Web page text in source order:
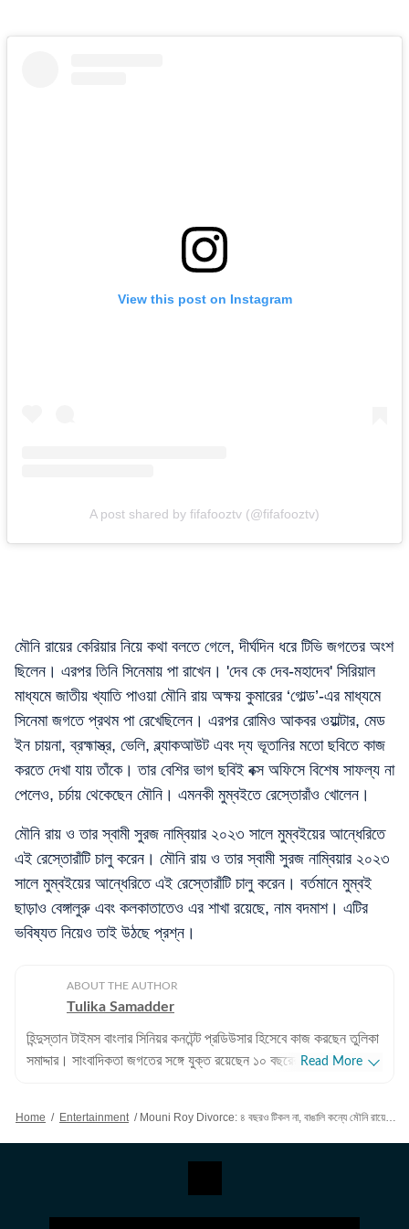
View this post on Instagram
A post shared by fifafooztv (@fifafooztv)
মৌনি রায়ের কেরিয়ার নিয়ে কথা বলতে গেলে, দীর্ঘদিন ধরে টিভি জগতের অংশ
ছিলেন। এরপর তিনি সিনেমায় পা রাখেন। 'দেব কে দেব-মহাদেব' সিরিয়াল
মাধ্যমে জাতীয় খ্যাতি পাওয়া মৌনি রায় অক্ষয় কুমারের ‘গোল্ড’-এর মাধ্যমে
সিনেমা জগতে প্রথম পা রেখেছিলেন। এরপর রোমিও আকবর ওয়াল্টার, মেড
ইন চায়না, ব্রহ্মাস্ত্র, ভেলি, ব্ল্যাকআউট এবং দ্য ভূতানির মতো ছবিতে কাজ
করতে দেখা যায় তাঁকে। তার বেশির ভাগ ছবিই বক্স অফিসে বিশেষ সাফল্য না
পেলেও, চর্চায় থেকেছেন মৌনি। এমনকী মুম্বইতে রেস্তোরাঁও খোলেন।
মৌনি রায় ও তার স্বামী সুরজ নাম্বিয়ার ২০২৩ সালে মুম্বইয়ের আন্ধেরিতে
এই রেস্তোরাঁটি চালু করেন। মৌনি রায় ও তার স্বামী সুরজ নাম্বিয়ার ২০২৩
সালে মুম্বইয়ের আন্ধেরিতে এই রেস্তোরাঁটি চালু করেন। বর্তমানে মুম্বই
ছাড়াও বেঙ্গালুরু এবং কলকাতাতেও এর শাখা রয়েছে, নাম বদমাশ। এটির
ভবিষ্যত নিয়েও তাই উঠছে প্রশ্ন।
ABOUT THE AUTHOR
Tulika Samadder
হিন্দুস্তান টাইমস বাংলার সিনিয়র কনটেন্ট প্রডিউসার হিসেবে কাজ করছেন তুলিকা
সমাদ্দার। সাংবাদিকতা জগতের সঙ্গে যুক্ত রয়েছেন ১০ বছরেরও বেশি সময়
খুঁটিনাটি খবর রাখা, এমনকী অজানা হাঁড়ির খবরও গসিপ-প্রেমী পাঠকদের কাছে
Communication) নিয়ে তুলিকা তাঁর স্নাতক স্তরের পড়াশোনা সম্পন্ন
Read More
Home / Entertainment / Mouni Roy Divorce: ৪ বছরও টিকল না, বাঙালি কন্যে মৌনি রায়ের বিয়ে ভাঙার খবর! বরকে আনফলো, মুছলেন ফোটো